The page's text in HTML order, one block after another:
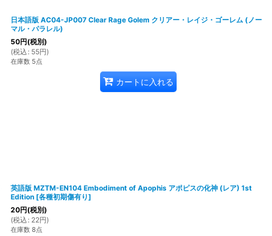
日本語版 AC04-JP007 Clear Rage Golem クリアー・レイジ・ゴーレム (ノー
マル・パラレル)
50円(税別)
(税込 : 55円)
在庫数 5点
カートに入れる
英語版 MZTM-EN104 Embodiment of Apophis アポピスの化神 (レア) 1st
Edition [各種初期傷有り]
20円(税別)
(税込 : 22円)
在庫数 8点